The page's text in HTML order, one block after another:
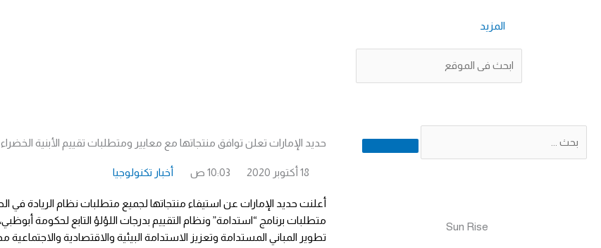
المزيد
Sun Rise
حديد الإمارات تعلن توافق منتجاتها مع معايير ومتطلبات تقييم الأبنية الخضراء
18 أكتوبر 2020 10:03 ص أخبار تكنولوجيا
متطلبات برنامج “استدامة” ونظام التقييم بدرجات اللؤلؤ التابع لحكومة
تطوير المباني المستدامة وتعزيز الاستدامة البيئية والاقتصادية والاجتماعية